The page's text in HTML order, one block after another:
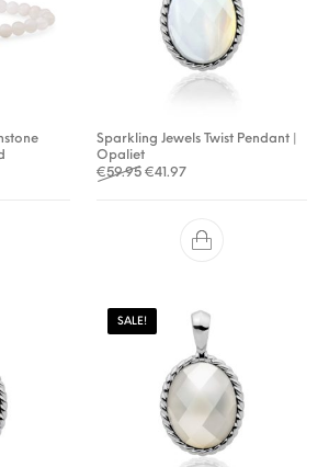
prijs was: €29.95.
prijs is: €20.97.
Sparkling Jewels Twist Pendant |
Opaliet
€59.95 Oorspronkelijke prijs was:
€41.97Huidige prijs is: €41.97.
SALE!